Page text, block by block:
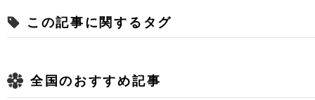
この記事に関するタグ
全国のおすすめ記事